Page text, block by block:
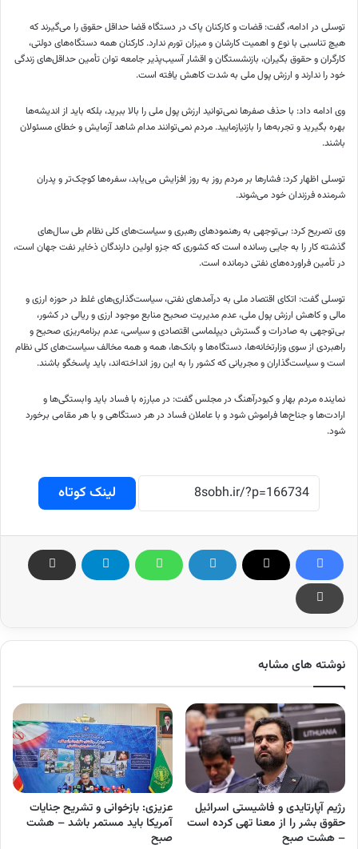
توسلی در ادامه، گفت: قضات و کارکنان پاک در دستگاه قضا حداقل حقوق را می‌گیرند که
هیچ تناسبی با نوع و اهمیت کارشان و میزان تورم ندارد. کارکنان همه دستگاه‌های دولتی،
کارگران و حقوق بگیران، بازنشستگان و اقشار آسیب‌پذیر جامعه توان تأمین حداقل‌های زندگی
خود را ندارند و ارزش پول ملی به شدت کاهش یافته است.
وی ادامه داد: با حذف صفرها نمی‌توانید ارزش پول ملی را بالا ببرید، بلکه باید از اندیشه‌ها
بهره بگیرید و تجربه‌ها را بازنیازمایید. مردم نمی‌توانند مدام شاهد آزمایش و خطای مسئولان
باشند.
توسلی اظهار کرد: فشارها بر مردم روز به روز افزایش می‌یابد، سفره‌ها کوچک‌تر و پدران
شرمنده فرزندان خود می‌شوند.
وی تصریح کرد: بی‌توجهی به رهنمودهای رهبری و سیاست‌های کلی نظام طی سال‌های
گذشته کار را به جایی رسانده است که کشوری کهجزو اولین دارندگان ذخایر نفت جهان است،
در تأمین فراورده‌های نفتی درمانده است.
توسلی گفت: اتکای اقتصاد ملی به درآمدهای نفتی، سیاست‌گذاری‌های غلط در حوزه ارزی و
مالی و کاهش ارزش پول ملی، عدم مدیریتصحیحمنابع موجود ارزی و ریالی در کشور،
بی‌توجهی به صادرات و گسترش دیپلماسی اقتصادی و سیاسی، عدم برنامه‌ریزیصحیحو
راهبردی از سوی وزارتخانه‌ها، دستگاه‌ها و بانک‌ها، همه و همه مخالف سیاست‌های کلی نظام
است و سیاست‌گذاران و مجریانی که کشور را به این روز انداخته‌اند، باید پاسخگو باشند.
نماینده مردم بهار و کبودرآهنگ در مجلس گفت: در مبارزه با فساد باید وابستگی‌ها و
ارادت‌ها و جناح‌ها فراموش شود و با عاملان فساد در هر دستگاهی و با هر مقامی برخورد
شود.
لینک کوتاه
نوشته های مشابه
رژیم آپارتایدی و فاشیستی اسرائیل
حقوق بشر را از معنا تهی کرده است
– هشت صبح
عزیزی: بازخوانی و تشریح جنایات
آمریکا باید مستمر باشد – هشت
صبح